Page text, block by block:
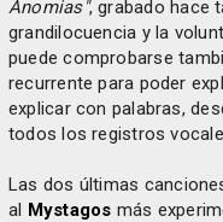
Anomias", grabado hace
grandilocuencia y la
puede comprobarse
recurrente para poder
explicar con palabras,
todos los registros
Las dos últimas
al Mystagos más